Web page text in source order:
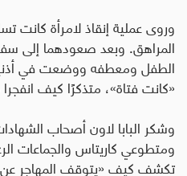
وروى عملية إنقاذ لامرأة كانت
المراهق. وبعد صعودهما إلى
الطفل ومعطفه ووضعت في
«كانت فتاة»، متذكرًا كيف انفجرا
وشكر البابا لاون أصحاب
ومتطوعي كاريتاس والجماعات
تكشف كيف «يتوقف المهاجر عن